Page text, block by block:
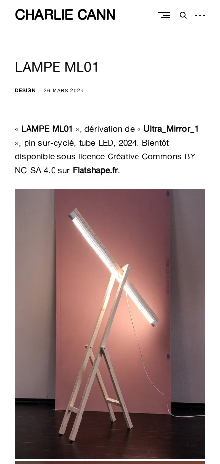
contentCHARLIE CANN
openopen
LAMPE ML01
DESIGN 26 MARS 2024
« LAMPE ML01 », dérivation de « Ultra_Mirror_1
», pin sur-cyclé, tube LED, 2024. Bientôt
disponible sous licence Créative Commons BY-
NC-SA 4.0 sur Flatshape.fr.